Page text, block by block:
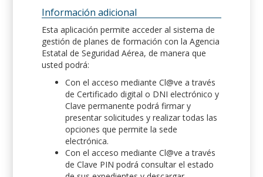
Información adicional
Esta aplicación permite acceder al sistema de
gestión de planes de formación con la Agencia
Estatal de Seguridad Aérea, de manera que
usted podrá:
Con el acceso mediante Cl@ve a través
de Certificado digital o DNI electrónico y
Clave permanente podrá firmar y
presentar solicitudes y realizar todas las
opciones que permite la sede
electrónica.
Con el acceso mediante Cl@ve a través
de Clave PIN podrá consultar el estado